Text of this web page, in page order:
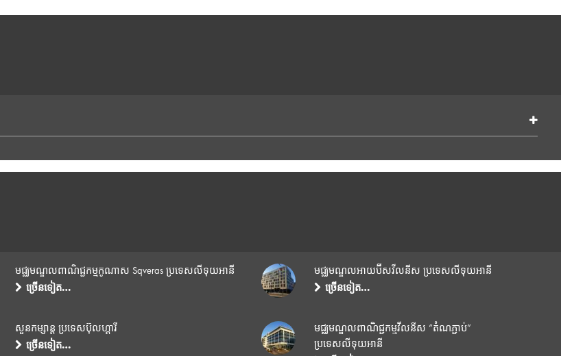
មជ្ឈមណ្ឌលពាណិជ្ជកម្មកូណាស Sqveras ប្រទេសលីទុយអានី
ច្រើនទៀត…
មជ្ឈមណ្ឌលអាយប៊ីសវីលនីស ប្រទេសលីទុយអានី
ច្រើនទៀត…
សួនកម្សាន្ត ប្រទេសប៊ុលហ្គារី
ច្រើនទៀត…
មជ្ឈមណ្ឌលពាណិជ្ជកម្មវីលនីស “តំណភ្ជាប់”
ប្រទេសលីទុយអានី